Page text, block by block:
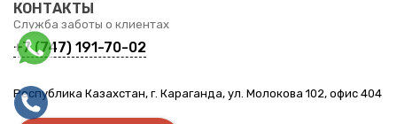
КОНТАКТЫ
Служба заботы о клиентах
+7 (747) 191-70-02
Республика Казахстан, г. Караганда, ул. Молокова 102, офис 404